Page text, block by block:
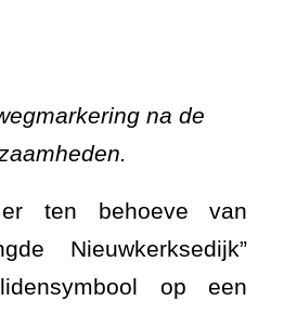
gebracht.